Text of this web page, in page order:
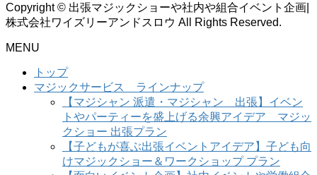
Copyright © 出張マジックショーや社内や組合イベント企画|
株式会社ワイズリーアンドスロウ All Rights Reserved.
MENU
トップ
マジックサービス ラインナップ
【マジシャン 派遣・マジシャン 出張】イベン
トやパーティーを盛上げる余興アイデア マジッ
クショー 出張プラン
【子どもが喜ぶ出張イベントアイデア】子ども向
けマジックショー＆ワークショップ プラン